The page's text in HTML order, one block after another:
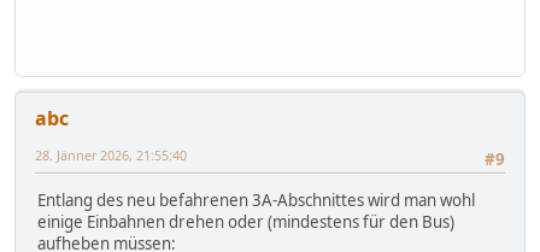
abc
#9
28. Jänner 2026, 21:55:40
Entlang des neu befahrenen 3A-Abschnittes wird man wohl
einige Einbahnen drehen oder (mindestens für den Bus)
aufheben müssen: